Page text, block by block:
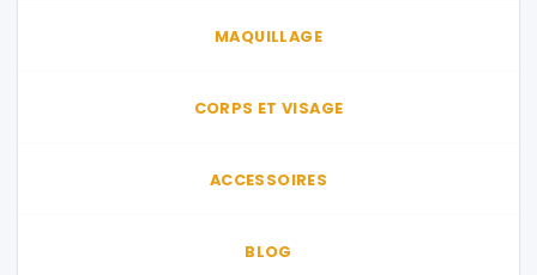
MAQUILLAGE
CORPS ET VISAGE
ACCESSOIRES
BLOG